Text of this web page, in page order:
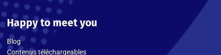
Happy to meet you
Blog
Contenus téléchargeables